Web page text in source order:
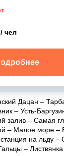
/ чел
Дацан –
– Усть-
залив – Самая
– Малое море –
на льду –
– Листвянка